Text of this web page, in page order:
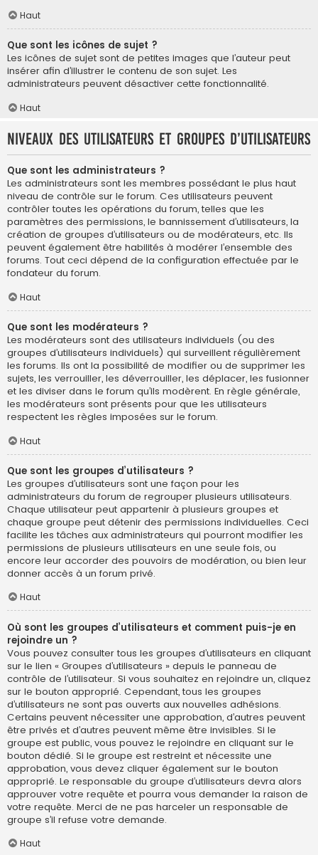
Haut
Que sont les icônes de sujet ?
Les icônes de sujet sont de petites images que l’auteur peut
insérer afin d’illustrer le contenu de son sujet. Les
administrateurs peuvent désactiver cette fonctionnalité.
Haut
Niveaux des utilisateurs et groupes d’utilisateurs
Que sont les administrateurs ?
Les administrateurs sont les membres possédant le plus haut
niveau de contrôle sur le forum. Ces utilisateurs peuvent
contrôler toutes les opérations du forum, telles que les
paramètres des permissions, le bannissement d’utilisateurs, la
création de groupes d’utilisateurs ou de modérateurs, etc. Ils
peuvent également être habilités à modérer l’ensemble des
forums. Tout ceci dépend de la configuration effectuée par le
fondateur du forum.
Haut
Que sont les modérateurs ?
Les modérateurs sont des utilisateurs individuels (ou des
groupes d’utilisateurs individuels) qui surveillent régulièrement
les forums. Ils ont la possibilité de modifier ou de supprimer les
sujets, les verrouiller, les déverrouiller, les déplacer, les fusionner
et les diviser dans le forum qu’ils modèrent. En règle générale,
les modérateurs sont présents pour que les utilisateurs
respectent les règles imposées sur le forum.
Haut
Que sont les groupes d’utilisateurs ?
Les groupes d’utilisateurs sont une façon pour les
administrateurs du forum de regrouper plusieurs utilisateurs.
Chaque utilisateur peut appartenir à plusieurs groupes et
chaque groupe peut détenir des permissions individuelles. Ceci
facilite les tâches aux administrateurs qui pourront modifier les
permissions de plusieurs utilisateurs en une seule fois, ou
encore leur accorder des pouvoirs de modération, ou bien leur
donner accès à un forum privé.
Haut
Où sont les groupes d’utilisateurs et comment puis-je en
rejoindre un ?
Vous pouvez consulter tous les groupes d’utilisateurs en cliquant
sur le lien « Groupes d’utilisateurs » depuis le panneau de
contrôle de l’utilisateur. Si vous souhaitez en rejoindre un, cliquez
sur le bouton approprié. Cependant, tous les groupes
d’utilisateurs ne sont pas ouverts aux nouvelles adhésions.
Certains peuvent nécessiter une approbation, d’autres peuvent
être privés et d’autres peuvent même être invisibles. Si le
groupe est public, vous pouvez le rejoindre en cliquant sur le
bouton dédié. Si le groupe est restreint et nécessite une
approbation, vous devez cliquer également sur le bouton
approprié. Le responsable du groupe d’utilisateurs devra alors
approuver votre requête et pourra vous demander la raison de
votre requête. Merci de ne pas harceler un responsable de
groupe s’il refuse votre demande.
Haut